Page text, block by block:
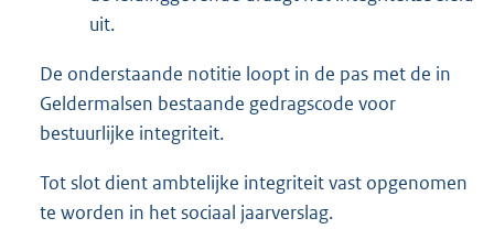
uit.
De onderstaande notitie loopt in de pas met de in
Geldermalsen bestaande gedragscode voor
bestuurlijke integriteit.
Tot slot dient ambtelijke integriteit vast opgenomen
te worden in het sociaal jaarverslag.